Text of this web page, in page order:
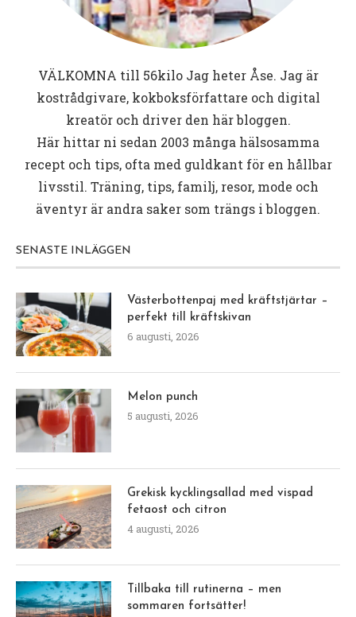
VÄLKOMNA till 56kiloJag heter Åse. Jag är
kostrådgivare, kokboksförfattare och digital
kreatör och driver den här bloggen.
Här hittar ni sedan 2003 många hälsosamma
recept och tips, ofta med guldkant för en hållbar
livsstil. Träning, tips, familj, resor, mode och
äventyr är andra saker som trängs i bloggen.
SENASTE INLÄGGEN
Västerbottenpaj med kräftstjärtar –
perfekt till kräftskivan
6 augusti, 2026
Melon punch
5 augusti, 2026
Grekisk kycklingsallad med vispad
fetaost och citron
4 augusti, 2026
Tillbaka till rutinerna – men
sommaren fortsätter!